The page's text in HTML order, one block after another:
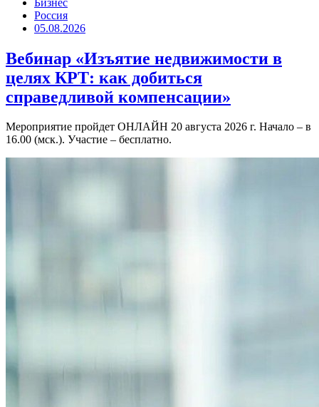
Россия
05.08.2026
Вебинар «Изъятие недвижимости в
целях КРТ: как добиться
справедливой компенсации»
Мероприятие пройдет ОНЛАЙН 20 августа 2026 г. Начало – в
16.00 (мск.). Участие – бесплатно.